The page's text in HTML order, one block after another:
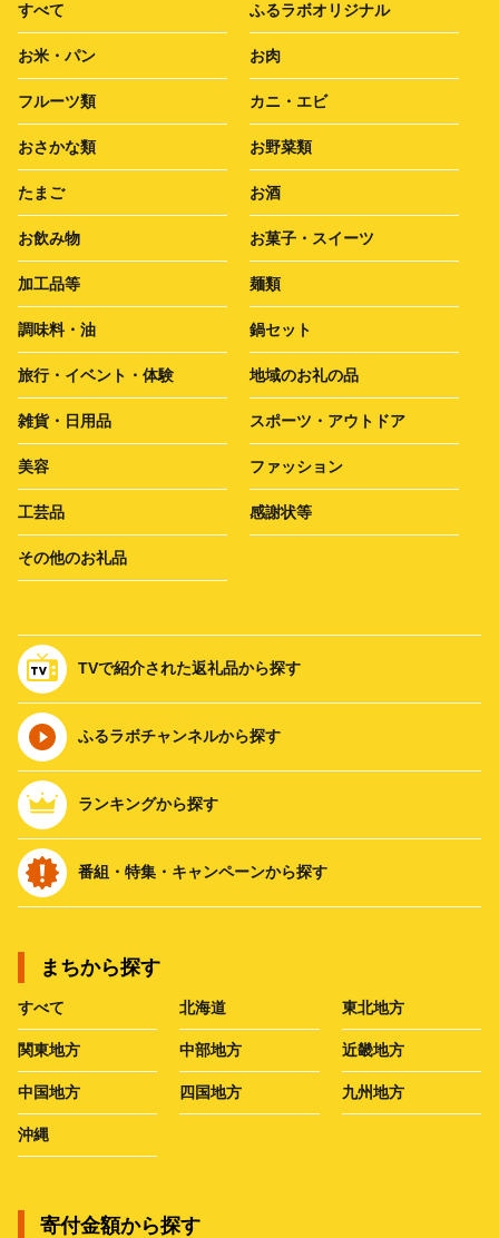
すべて ふるラボオリジナル
お米・パン お肉
フルーツ類 カニ・エビ
おさかな類 お野菜類
たまご お酒
お飲み物 お菓子・スイーツ
加工品等 麺類
調味料・油 鍋セット
旅行・イベント・体験 地域のお礼の品
雑貨・日用品 スポーツ・アウトドア
美容 ファッション
工芸品 感謝状等
その他のお礼品
TVで紹介された返礼品から探す
ふるラボチャンネルから探す
ランキングから探す
番組・特集・キャンペーンから探す
まちから探す
すべて 北海道 東北地方
関東地方 中部地方 近畿地方
中国地方 四国地方 九州地方
沖縄
寄付金額から探す